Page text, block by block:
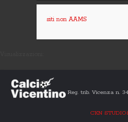
siti non AAMS
Reg. trib. Vicenza n.
CKN